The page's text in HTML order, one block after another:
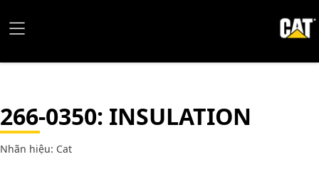
266-0350: INSULATION
Nhãn hiệu: Cat